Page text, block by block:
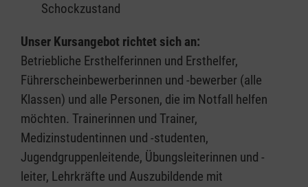
Schockzustand
Unser Kursangebot richtet sich an:
Betriebliche Ersthelferinnen und Ersthelfer,
Führerscheinbewerberinnen und -bewerber (alle
Klassen) und alle Personen, die im Notfall helfen
möchten. Trainerinnen und Trainer,
Medizinstudentinnen und -studenten,
Jugendgruppenleitende, Übungsleiterinnen und -
leiter, Lehrkräfte und Auszubildende mit